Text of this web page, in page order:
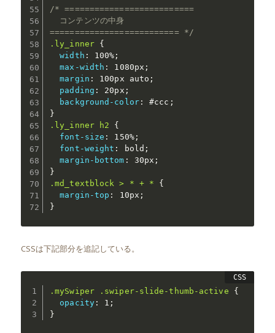
/* ==========================
  コンテンツの中身
========================== */
.ly_inner {
width : 100% ;
max-width : 1080px ;
margin : 100px auto ;
padding : 20px ;
background-color: #ccc ;
}
.ly_inner h2
{
font-size : 150%;
font-weight : bold ;
margin-bottom : 30px ;
}
.md_textblock > * + *
{
margin-top : 10px ;
}
CSSは下記部分を追記している。
.mySwiper .swiper-slide-thumb-active
{
opacity : 1 ;
}